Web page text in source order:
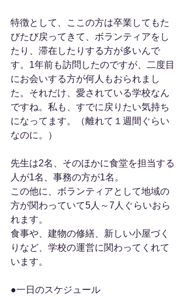
特徴として、ここの方は卒業してもた
びたび戻ってきて、ボランティアをし
たり、滞在したりする方が多いんで
す。1年前も訪問したのですが、二度目
にお会いする方が何人もおられまし
た。それだけ、愛されている学校なん
ですね。私も、すでに戻りたい気持ち
になってます。（離れて１週間ぐらい
なのに。）
先生は2名、そのほかに食堂を担当する
人が1名、事務の方が1名。
この他に、ボランティアとして地域の
方が関わっていて5人～7人ぐらいおら
れます。
食事や、建物の修繕、新しい小屋づく
りなど、学校の運営に関わってくれて
います。
●一日のスケジュール